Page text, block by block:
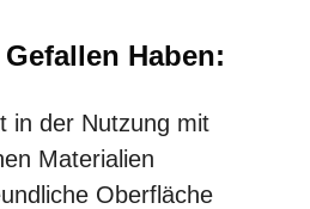
Haben:
in der Nutzung mit
Materialien
Oberfläche